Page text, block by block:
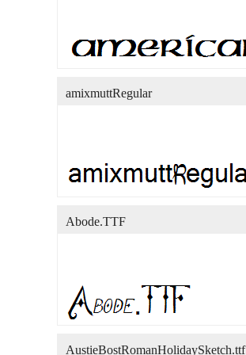
amixmuttRegular
Abode.TTF
AustieBostRomanHolidaySketch.ttf